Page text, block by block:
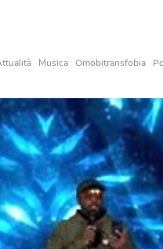
Musica Omobitransfobia